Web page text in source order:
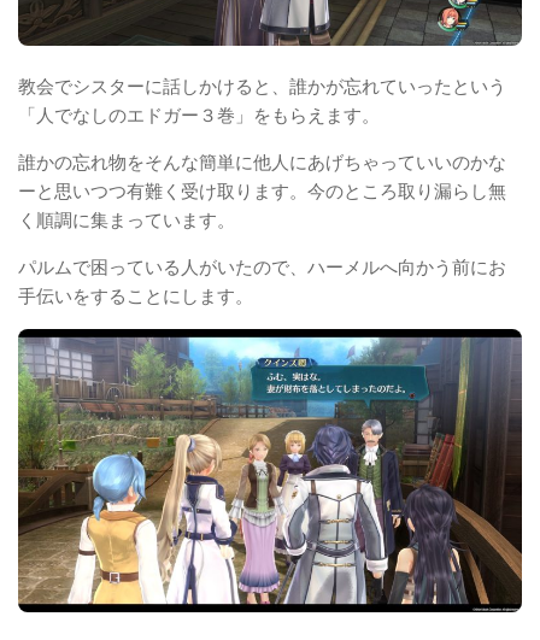
教会でシスターに話しかけると、誰かが忘れていったという
「人でなしのエドガー３巻」をもらえます。
誰かの忘れ物をそんな簡単に他人にあげちゃっていいのかな
ーと思いつつ有難く受け取ります。今のところ取り漏らし無
く順調に集まっています。
パルムで困っている人がいたので、ハーメルへ向かう前にお
手伝いをすることにします。